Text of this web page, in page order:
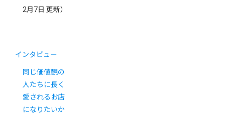
2月7日 更新）
インタビュー
同じ価値観の
人たちに長く
愛されるお店
になりたいか